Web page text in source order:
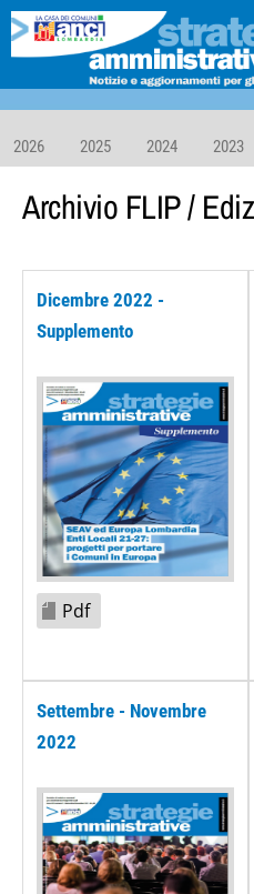
2026 2025 2024 2023
Archivio FLIP/
Dicembre 2022 -
Supplemento
Pdf
Settembre - Novembre
2022